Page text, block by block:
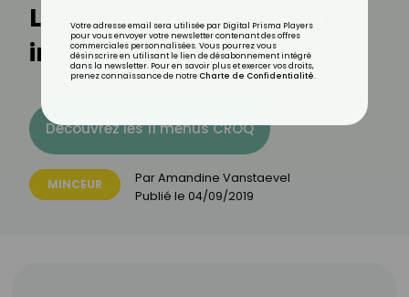
Le bain un allié minceur
info ou intox ?
Découvrez les 11 menus CROQ
MINCEUR ParAmandine Vanstaevel
Publié le 04/09/2019
Votre adresse email sera utilisée par Digital Prisma Players
pour vous envoyer votre newsletter contenant des offres
commerciales personnalisées. Vous pourrez vous
désinscrire en utilisant le lien de désabonnement intégré
dans la newsletter. Pour en savoir plus et exercer vos droits,
prenez connaissance de notre Charte de Confidentialité.